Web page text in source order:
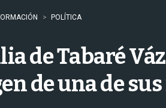
POLÍTICA
de Tabaré
de una de